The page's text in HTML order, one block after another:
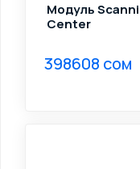
Модуль
Center
398608 сом